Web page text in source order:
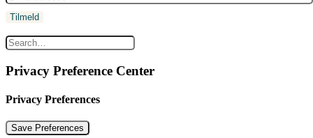
Privacy Preference Center
Privacy Preferences